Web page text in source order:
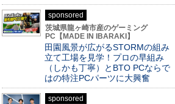
sponsored
茨城県龍ヶ崎市産のゲーミング
PC【MADE IN IBARAKI】
田園風景が広がるSTORMの組み
立て工場を見学！プロの早組み
（しかも丁寧）とBTO PCならで
はの特注PCパーツに大興奮
sponsored